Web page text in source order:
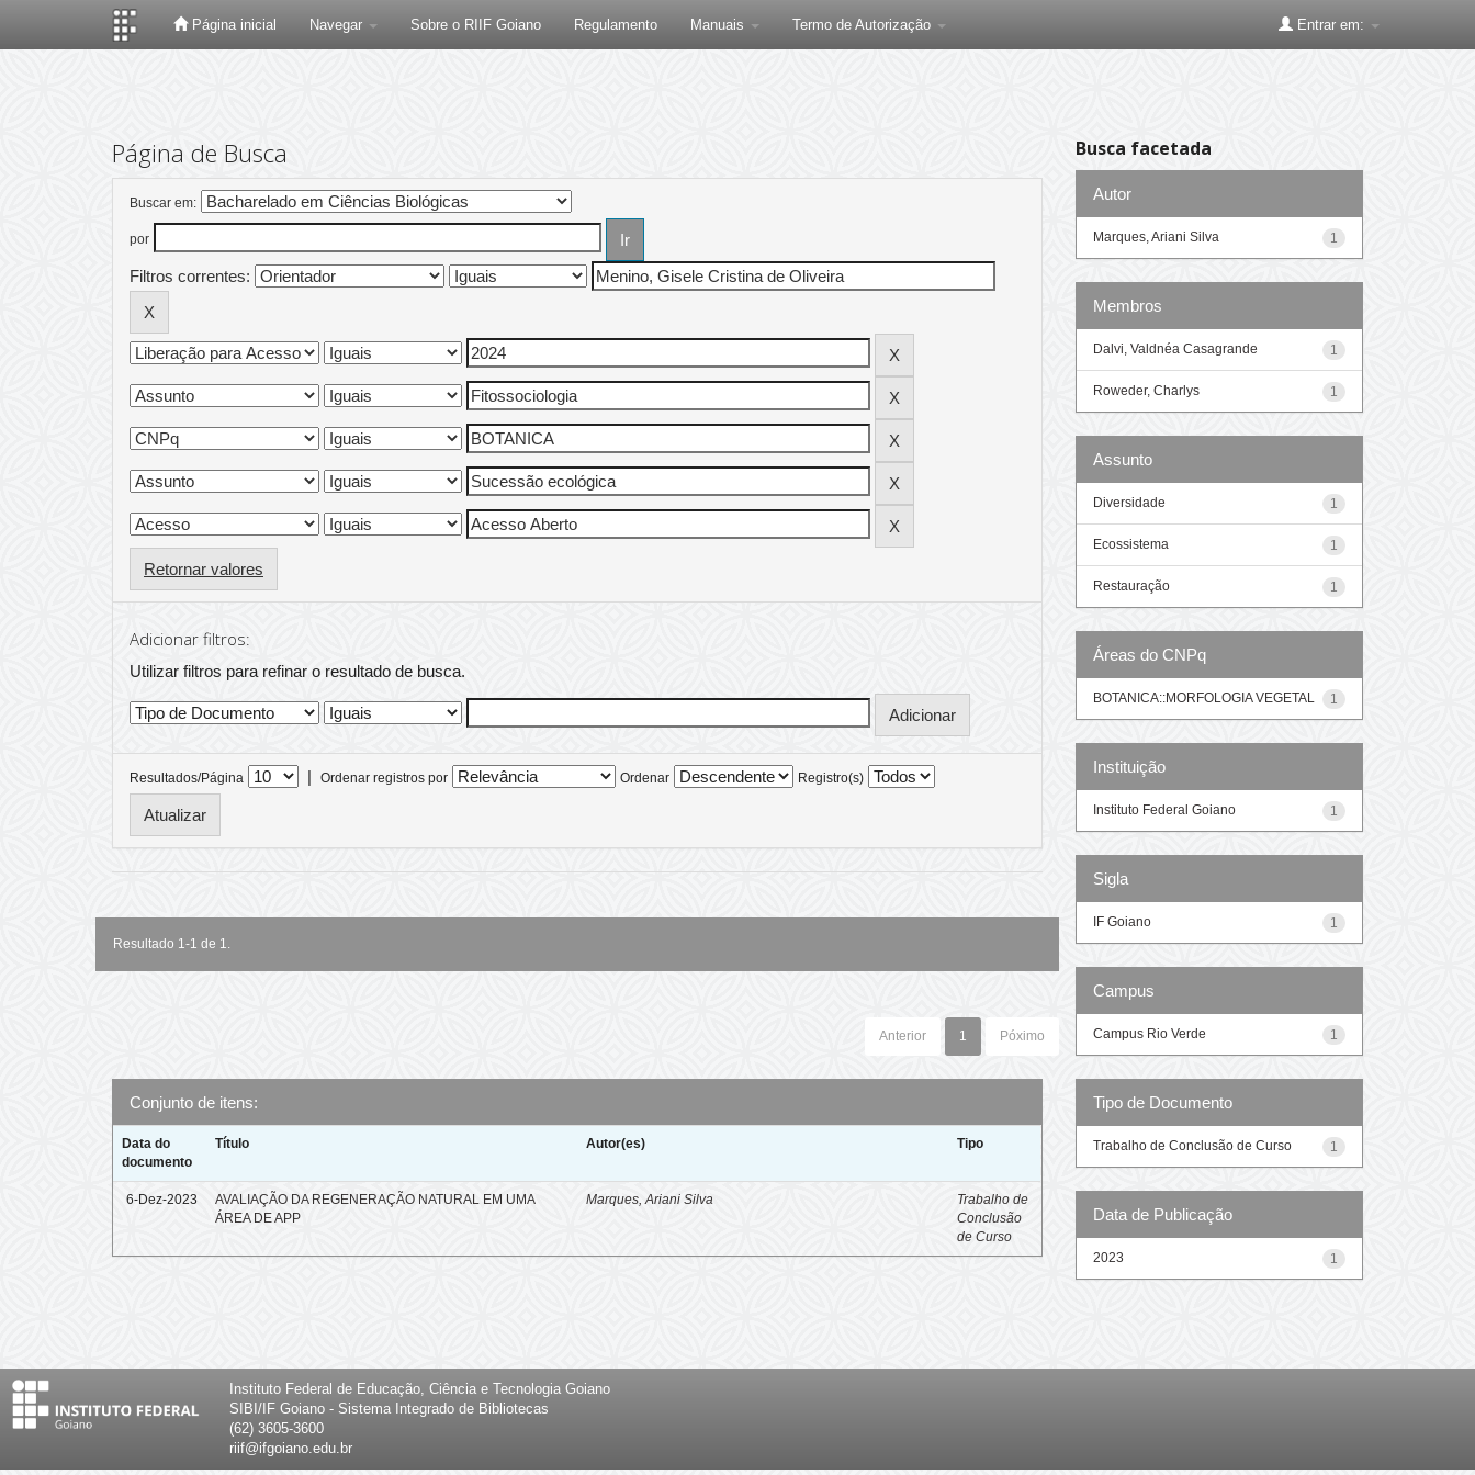
Página inicial Navegar Sobre o RIIF Goiano Regulamento Manuais Termo de Autorização Entrar em:
Página de Busca
Buscar em:
por
Filtros correntes:
Retornar valores
Adicionar filtros:
Utilizar filtros para refinar o resultado de busca.
Resultados/Página | Ordenar registros por Ordenar Registro(s)
Resultado 1-1 de 1.
Anterior 1 Póximo
Conjunto de itens:
Data do
documento
Título Autor(es) Tipo
6-Dez-2023
AVALIAÇÃO DA REGENERAÇÃO NATURAL EM UMA
ÁREA DE APP
Marques, Ariani Silva
Trabalho de
Conclusão
de Curso
Busca facetada
Autor
1
Marques, Ariani Silva
Membros
1
Dalvi, Valdnéa Casagrande
1
Roweder, Charlys
Assunto
1
Diversidade
1
Ecossistema
1
Restauração
Áreas do CNPq
1
BOTANICA::MORFOLOGIA VEGETAL
Instituição
1
Instituto Federal Goiano
Sigla
1
IF Goiano
Campus
1
Campus Rio Verde
Tipo de Documento
1
Trabalho de Conclusão de Curso
Data de Publicação
1
2023
Instituto Federal de Educação, Ciência e Tecnologia Goiano
SIBI/IF Goiano - Sistema Integrado de Bibliotecas
(62) 3605-3600
riif@ifgoiano.edu.br